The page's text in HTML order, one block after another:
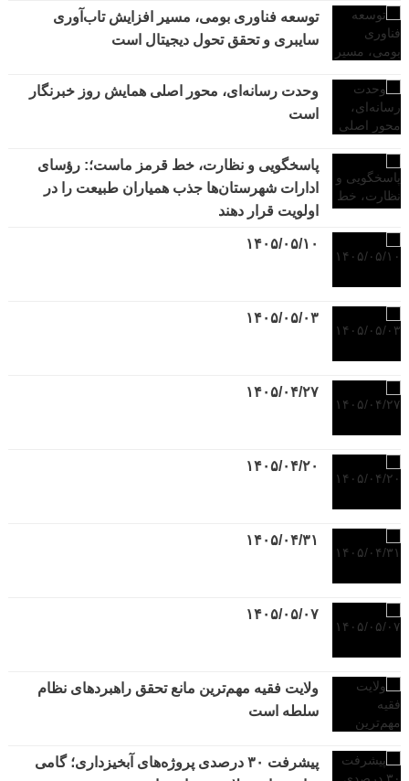
توسعه فناوری بومی، مسیر افزایش تاب‌آوری
سایبری و تحقق تحول دیجیتال است
وحدت رسانه‌ای، محور اصلی همایش روز خبرنگار
است
پاسخگویی و نظارت، خط قرمز ماست؛: رؤسای
ادارات شهرستان‌ها جذب همیاران طبیعت را در
اولویت قرار دهند
۱۴۰۵/۰۵/۱۰
۱۴۰۵/۰۵/۰۳
۱۴۰۵/۰۴/۲۷
۱۴۰۵/۰۴/۲۰
۱۴۰۵/۰۴/۳۱
۱۴۰۵/۰۵/۰۷
ولایت فقیه مهم‌ترین مانع تحقق راهبردهای نظام
سلطه است
پیشرفت ۳۰ درصدی پروژه‌های آبخیزداری؛ گامی